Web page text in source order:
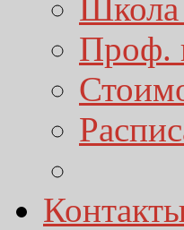
Школа
Проф.